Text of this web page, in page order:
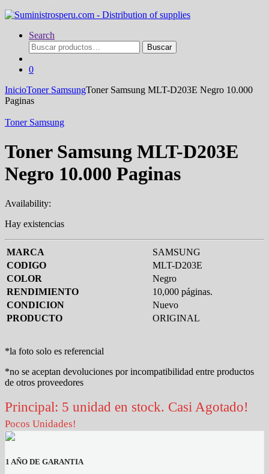
Search
Buscar
por:
Buscar
0
InicioToner SamsungToner Samsung MLT-D203E Negro 10.000
Paginas
Toner Samsung
Toner Samsung MLT-D203E
Negro 10.000 Paginas
Availability:
Hay existencias
MARCA
SAMSUNG
CODIGO
MLT-D203E
COLOR
Negro
RENDIMIENTO
10,000 páginas.
CONDICION
Nuevo
PRODUCTO
ORIGINAL
*la foto solo es referencial
*no se aceptan devoluciones por incompatibilidad entre productos
de otros proveedores
Principal: 5 unidad en stock. Casi Agotado!
Pocos Unidades!
1 AÑO DE GARANTIA